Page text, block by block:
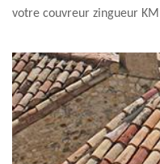
votre couvreur zingueur KM